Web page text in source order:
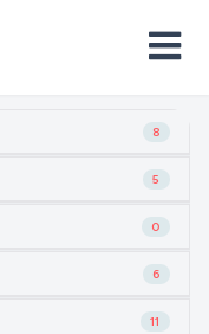
8
5
0
6
11